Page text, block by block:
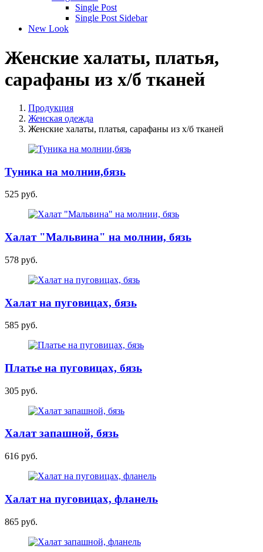
Single Post
Single Post Sidebar
New Look
Женские халаты, платья,
сарафаны из х/б тканей
Продукция
Женская одежда
Женские халаты, платья, сарафаны из х/б тканей
Туника на молнии,бязь
525 руб.
Халат "Мальвина" на молнии, бязь
578 руб.
Халат на пуговицах, бязь
585 руб.
Платье на пуговицах, бязь
305 руб.
Халат запашной, бязь
616 руб.
Халат на пуговицах, фланель
865 руб.